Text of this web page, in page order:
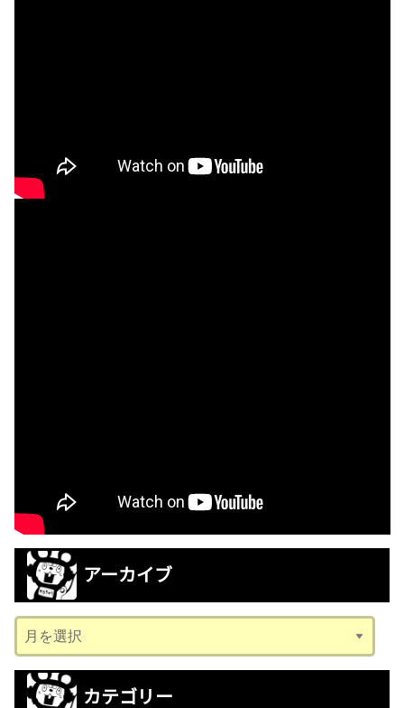
アーカイブ
ー
カ
カテゴリー